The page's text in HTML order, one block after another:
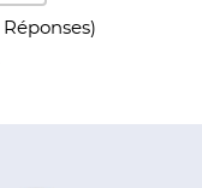
Réponses)